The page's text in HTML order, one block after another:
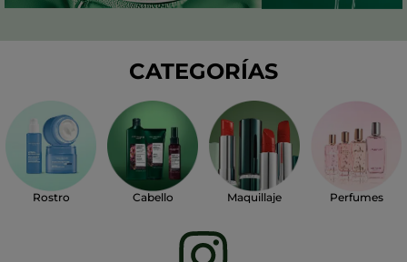
CATEGORÍAS
Rostro Cabello Maquillaje Perfumes